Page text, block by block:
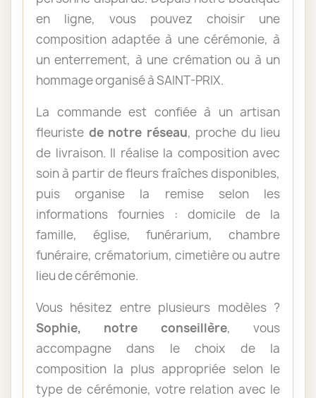
en ligne, vous pouvez choisir une
composition adaptée à une cérémonie, à
un enterrement, à une crémation ou à un
hommage organisé à SAINT-PRIX.
La commande est confiée à un artisan
fleuriste de notre réseau, proche du lieu
de livraison. Il réalise la composition avec
soin à partir de fleurs fraîches disponibles,
puis organise la remise selon les
informations fournies : domicile de la
famille, église, funérarium, chambre
funéraire, crématorium, cimetière ou autre
lieu de cérémonie.
Vous hésitez entre plusieurs modèles ?
Sophie, notre conseillère, vous
accompagne dans le choix de la
composition la plus appropriée selon le
type de cérémonie, votre relation avec le